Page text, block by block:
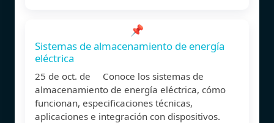
📌
Sistemas de almacenamiento de energía
eléctrica
25 de oct. de Conoce los sistemas de
almacenamiento de energía eléctrica, cómo
funcionan, especificaciones técnicas,
aplicaciones e integración con dispositivos.